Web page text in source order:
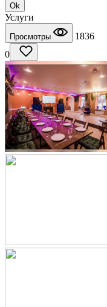
Ok
Услуги
Просмотры
1836
0